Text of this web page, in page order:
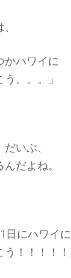
かハワイに
。。。」
いぶ、
だよね。
1日にハワイに
！！！！！